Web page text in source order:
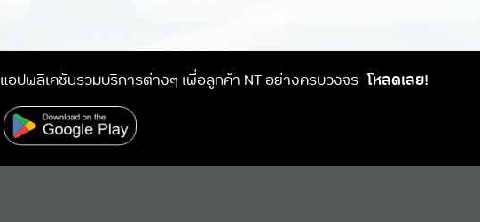
แอปพลิเคชันรวมบริการต่างๆ เพื่อลูกค้า NT อย่างครบวงจร โหลดเลย!